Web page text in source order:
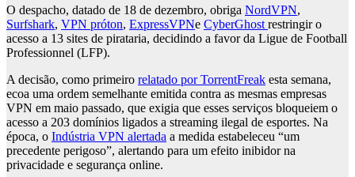
O despacho, datado de 18 de dezembro, obriga NordVPN,
Surfshark, VPN próton, ExpressVPNe CyberGhostrestringir o
acesso a 13 sites de pirataria, decidindo a favor da Ligue de Football
Professionnel (LFP).
A decisão, como primeiro relatado por TorrentFreak esta semana,
ecoa uma ordem semelhante emitida contra as mesmas empresas
VPN em maio passado, que exigia que esses serviços bloqueiem o
acesso a 203 domínios ligados a streaming ilegal de esportes. Na
época, o Indústria VPN alertada a medida estabeleceu “um
precedente perigoso”, alertando para um efeito inibidor na
privacidade e segurança online.